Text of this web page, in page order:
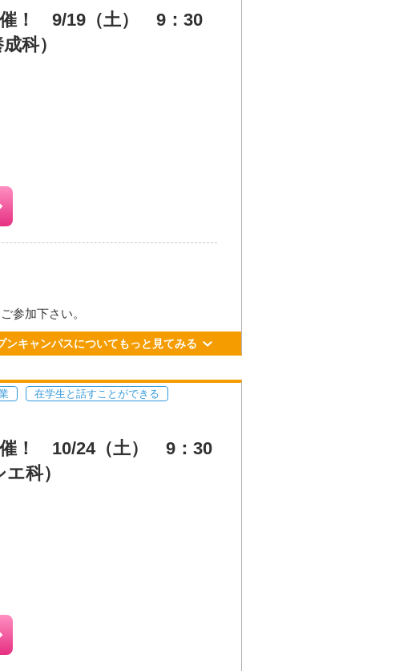
ミナル21番乗り場 川尻、宇土、松橋
停下⾞、徒歩約3分
催！ 9/19（土） 9：30
科）
参加下さい。
ンキャンパスについてもっと見てみる
在学生と話すことができる
！ 10/24（土） 9：30
科）